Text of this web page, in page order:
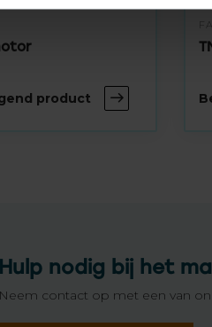
product
Hulp nodig bij het
Neem contact op met een van